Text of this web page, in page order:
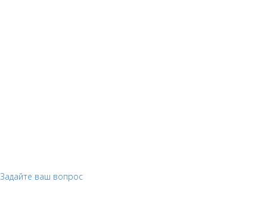
Задайте ваш вопрос